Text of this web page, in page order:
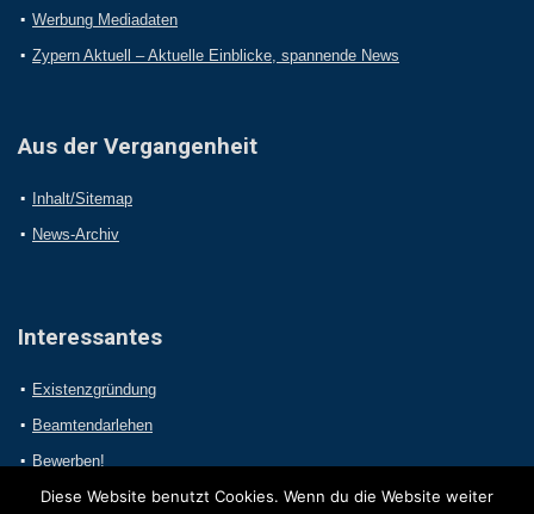
Werbung Mediadaten
Zypern Aktuell – Aktuelle Einblicke, spannende News
Aus der Vergangenheit
Inhalt/Sitemap
News-Archiv
Interessantes
Existenzgründung
Beamtendarlehen
Bewerben!
Diese Website benutzt Cookies. Wenn du die Website weiter